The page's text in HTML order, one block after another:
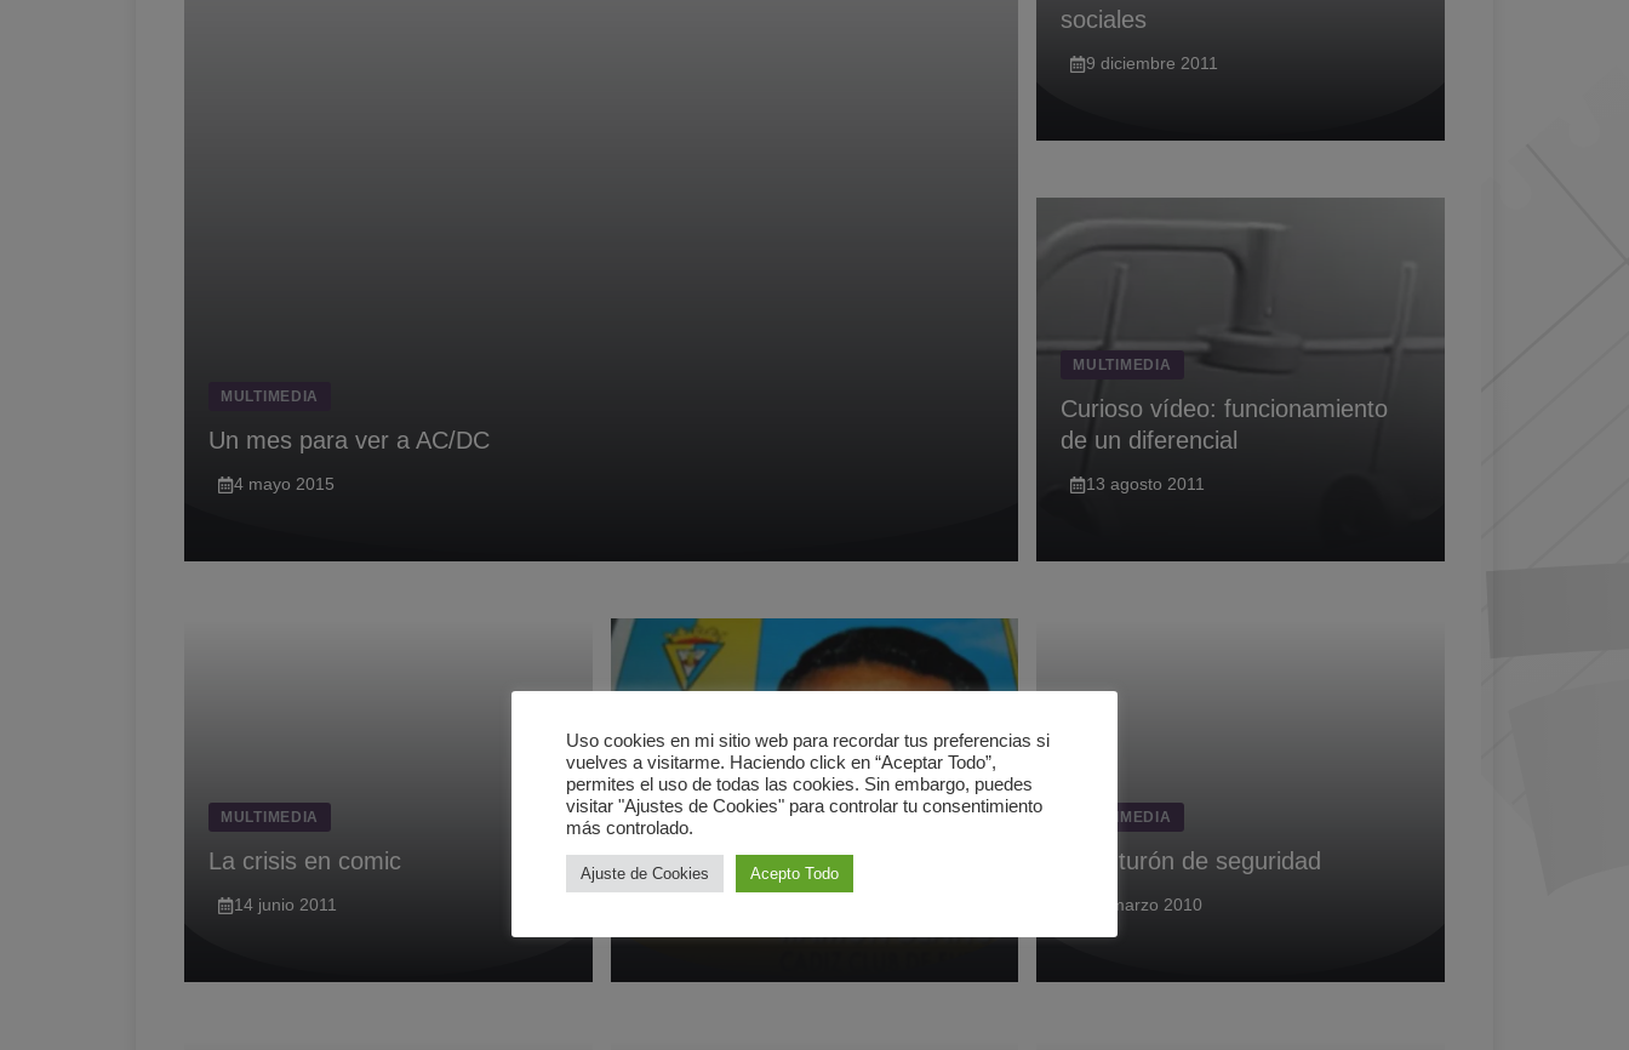
MULTIMEDIA
Un mes para ver a AC/DC
4 mayo 2015
sociales
9 diciembre 2011
MULTIMEDIA
Curioso ví­deo: funcionamiento
de un diferencial
13 agosto 2011
MULTIMEDIA
La crisis en comic
14 junio 2011
MULTIMEDIA
El fútbol ya no es lo que era
MULTIMEDIA
El cinturón de seguridad
30 marzo 2010
Uso cookies en mi sitio web para recordar tus preferencias si
vuelves a visitarme. Haciendo click en “Aceptar Todo”,
permites el uso de todas las cookies. Sin embargo, puedes
visitar "Ajustes de Cookies" para controlar tu consentimiento
más controlado.
Ajuste de Cookies Acepto Todo